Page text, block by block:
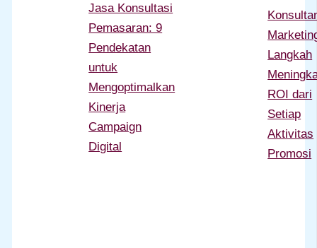
Jasa Konsultasi
Pemasaran: 9
Pendekatan
untuk
Mengoptimalkan
Kinerja
Campaign
Digital
Langkah
ROI dari
Setiap
Aktivitas
Promosi